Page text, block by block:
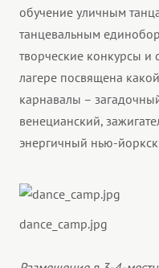
обучение уличным
танцевальным
творческие конкурсы и
лагере посвящена
карнавалы –
венецианский,
энергичный нью-
dance_camp.jpg